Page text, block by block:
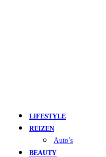
LIFESTYLE
REIZEN
Auto’s
BEAUTY